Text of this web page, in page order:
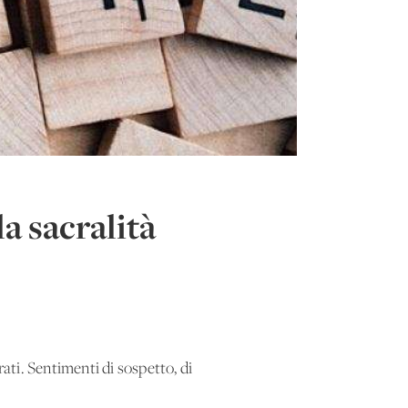
sacralità
Sentimenti di sospetto, di